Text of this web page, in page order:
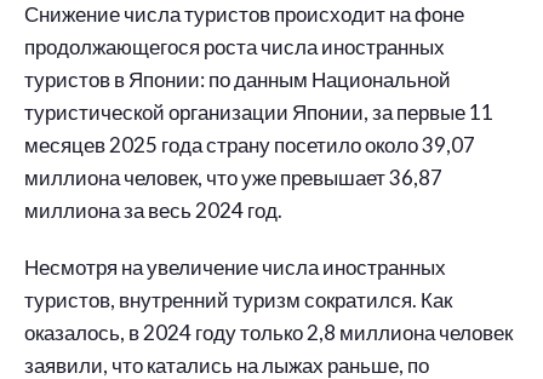
Снижение числа туристов происходит на фоне
продолжающегося роста числа иностранных
туристов в Японии: по данным Национальной
туристической организации Японии, за первые 11
месяцев 2025 года страну посетило около 39,07
миллиона человек, что уже превышает 36,87
миллиона за весь 2024 год.
Несмотря на увеличение числа иностранных
туристов, внутренний туризм сократился. Как
оказалось, в 2024 году только 2,8 миллиона человек
заявили, что катались на лыжах раньше, по